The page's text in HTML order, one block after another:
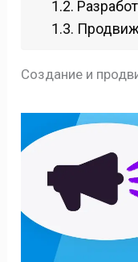
Создание и